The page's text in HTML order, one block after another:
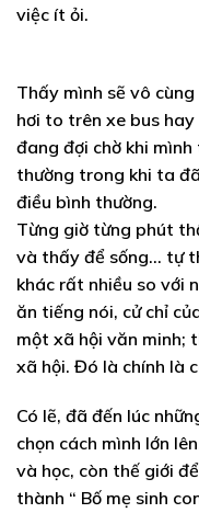
việc ít ỏi.
Thấy mình sẽ vô
hơi to trên xe bus
đang đợi chờ khi
thường trong khi ta
điều bình thường.
Từng giờ từng phút
và thấy để sống… tự
khác rất nhiều so với
ăn tiếng nói, cử chỉ
một xã hội văn minh;
xã hội. Đó là chính là
Có lẽ, đã đến lúc
chọn cách mình lớn
và học, còn thế giới
thành “ Bố mẹ sinh